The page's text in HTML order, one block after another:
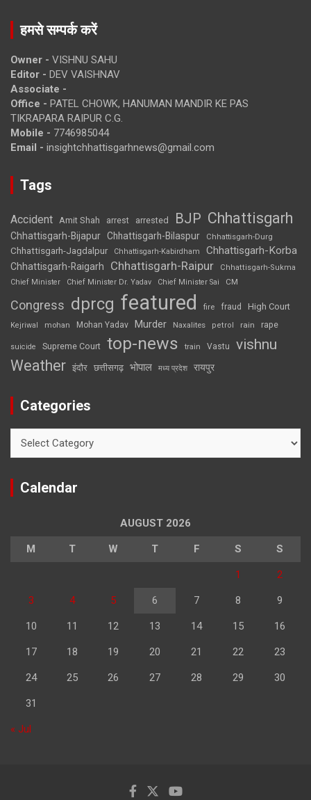
हमसे सम्पर्क करें
Owner - VISHNU SAHU
Editor - DEV VAISHNAV
Associate -
Office - PATEL CHOWK, HANUMAN MANDIR KE PAS
TIKRAPARA RAIPUR C.G.
Mobile - 7746985044
Email - insightchhattisgarhnews@gmail.com
Tags
Accident Amit Shah arrest arrested BJP Chhattisgarh
Chhattisgarh-Bijapur Chhattisgarh-Bilaspur Chhattisgarh-Durg
Chhattisgarh-Jagdalpur Chhattisgarh-Kabirdham Chhattisgarh-Korba
Chhattisgarh-Raigarh Chhattisgarh-Raipur
Chhattisgarh-Sukma
Chief Minister
Chief Minister Dr. Yadav Chief Minister Sai CM
Congress dprcg featured fire fraud High Court
Kejriwal mohan Mohan Yadav Murder Naxalites petrol rain rape
suicide Supreme Court top-news train Vastu vishnu
Weather इंदौर छत्तीसगढ़ भोपाल मध्य प्रदेश रायपुर
Categories
Calendar
AUGUST 2026
M T W T F S S
1 2
3 4 5 6 7 8 9
10 11 12 13 14 15 16
17 18 19 20 21 22 23
24 25 26 27 28 29 30
31
« Jul